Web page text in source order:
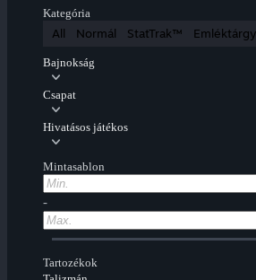
Kategória
All Normál StatTrak™ Emléktárgy
Bajnokság
Csapat
Hivatásos játékos
Mintasablon
-
Tartozékok